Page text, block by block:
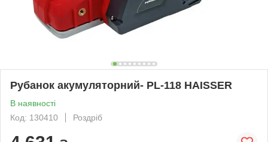
Рубанок акумуляторний- PL-118 HAISSER
В наявності
Код: 130410
Роздріб